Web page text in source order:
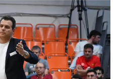
לוח דרושים – ג'ובנט
תגיות
המגזין